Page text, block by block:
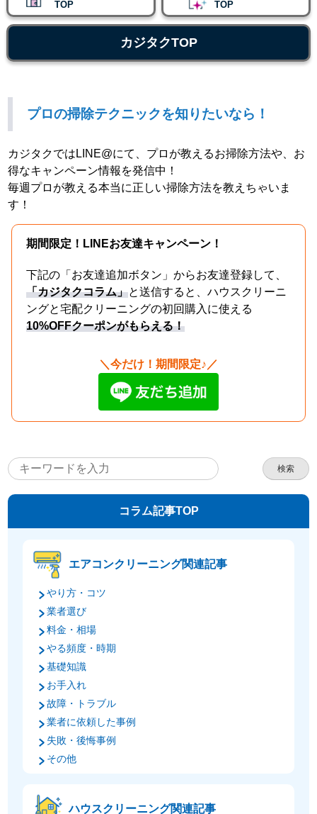
TOP
TOP
カジタクTOP
プロの掃除テクニックを知りたいなら！
カジタクではLINE@にて、プロが教えるお掃除方法や、お
得なキャンペーン情報を発信中！
毎週プロが教える本当に正しい掃除方法を教えちゃいま
す！
期間限定！LINEお友達キャンペーン！
下記の「お友達追加ボタン」からお友達登録して、
「カジタクコラム」と送信すると、ハウスクリーニ
ングと宅配クリーニングの初回購入に使える
10%OFFクーポンがもらえる！
＼今だけ！期間限定♪／
検索
コラム記事TOP
エアコンクリーニング関連記事
やり方・コツ
業者選び
料金・相場
やる頻度・時期
基礎知識
お手入れ
故障・トラブル
業者に依頼した事例
失敗・後悔事例
その他
ハウスクリーニング関連記事